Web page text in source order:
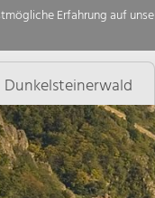
Erfahrung auf
Dunkelsteinerwald